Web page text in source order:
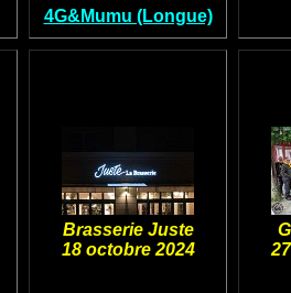
4G&Mumu (Longue)
Brasserie Juste
18 octobre 2024